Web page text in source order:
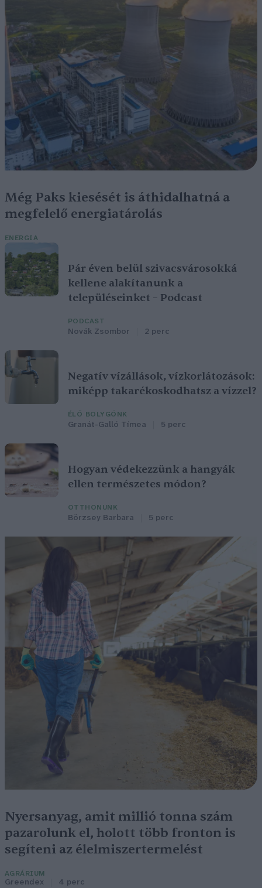
Még Paks kiesését is áthidalhatná a
megfelelő energiatárolás
ENERGIA
Pár éven belül szivacsvárosokká
kellene alakítanunk a
településeinket – Podcast
PODCAST
Novák Zsombor 2 perc
Negatív vízállások, vízkorlátozások:
miképp takarékoskodhatsz a vízzel?
ÉLŐ BOLYGÓNK
Granát-Galló Tímea 5 perc
Hogyan védekezzünk a hangyák
ellen természetes módon?
OTTHONUNK
Börzsey Barbara 5 perc
Nyersanyag, amit millió tonna szám
pazarolunk el, holott több fronton is
segíteni az élelmiszertermelést
AGRÁRIUM
Greendex 4 perc